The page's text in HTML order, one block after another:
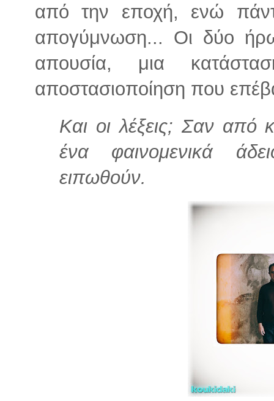
από την εποχή, ενώ
απογύμνωση... Οι δύο
απουσία, μια
αποστασιοποίηση που
Και οι λέξεις; Σαν από
ένα φαινομενικά
ειπωθούν.